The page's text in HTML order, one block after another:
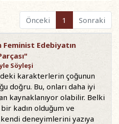
Önceki 1 Sonraki
Feminist Edebiyatın
Söyleşi
karakterlerin çoğunun
doğru. Bu, onları daha iyi
kaynaklanıyor olabilir. Belki
kadın olduğum ve
kendi deneyimlerini yazıya